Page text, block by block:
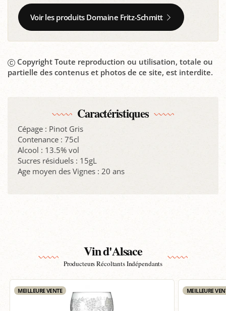
Voir les produits Domaine Fritz-Schmitt
Copyright Toute reproduction ou utilisation, totale ou
partielle des contenus et photos de ce site, est interdite.
Caractéristiques
Cépage : Pinot Gris
Contenance : 75cl
Alcool : 13.5% vol
Sucres résiduels : 15gL
Age moyen des Vignes : 20 ans
Vin d'Alsace
Producteurs Récoltants Indépendants
MEILLEURE VENTE MEILLEURE